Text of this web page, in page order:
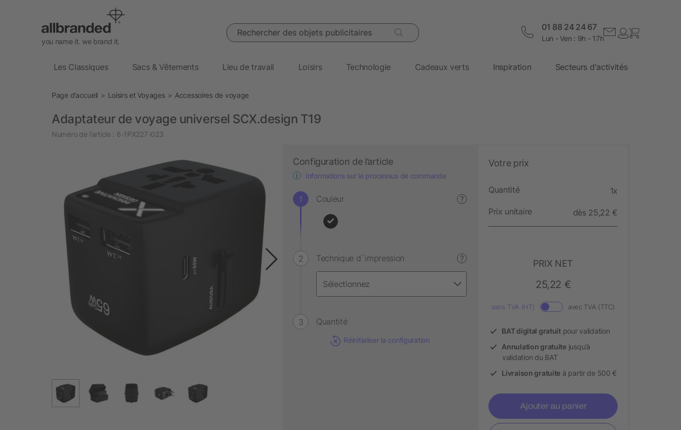
you name it. we brand it.
Rechercher des objets publicitaires 01 88 24 24 67
Lun - Ven : 9h - 17h
Les Classiques Sacs & Vêtements Lieu de travail Loisirs Technologie Cadeaux verts Inspiration Secteurs d'activités
Page d’accueil Loisirs et Voyages Accessoires de voyage
Adaptateur de voyage universel SCX.design T19
Numéro de l’article : 6-1PX227-023
Configuration de l’article
Informations sur le processus de commande
Couleur ?
Technique d´impression ?
Quantité
Réinitialiser la configuration
Votre prix
Quantité 1x
Prix unitaire dès 25,22 €
PRIX NET
25,22 €
sans TVA (HT) avec TVA (TTC)
BAT digital gratuitpour validation
Annulation gratuitejusqu’à
validation du BAT
Livraison gratuite à partir de 500 €
Ajouter au panier